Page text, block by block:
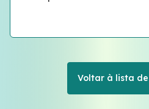
Voltar à lista